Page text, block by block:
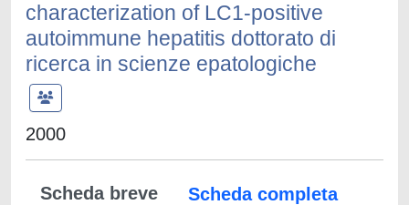
characterization of LC1-positive
autoimmune hepatitis dottorato di
ricerca in scienze epatologiche
2000
Scheda breve
Scheda completa